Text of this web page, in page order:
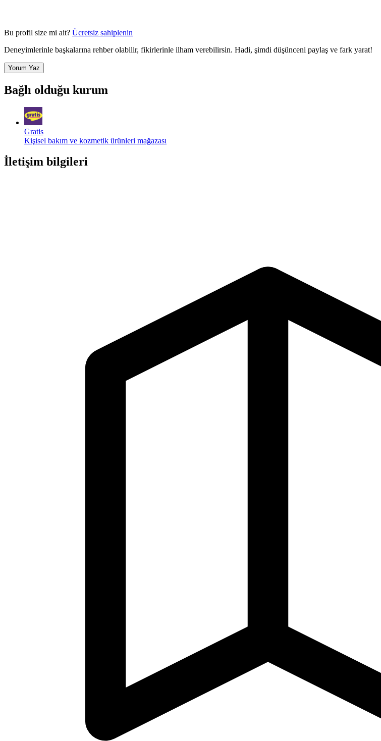
Bu profil size mi ait? Ücretsiz sahiplenin
Deneyimlerinle başkalarına rehber olabilir, fikirlerinle ilham verebilirsin. Hadi, şimdi düşünceni paylaş ve fark yarat!
Yorum Yaz
Bağlı olduğu kurum
Gratis
Kişisel bakım ve kozmetik ürünleri mağazası
İletişim bilgileri